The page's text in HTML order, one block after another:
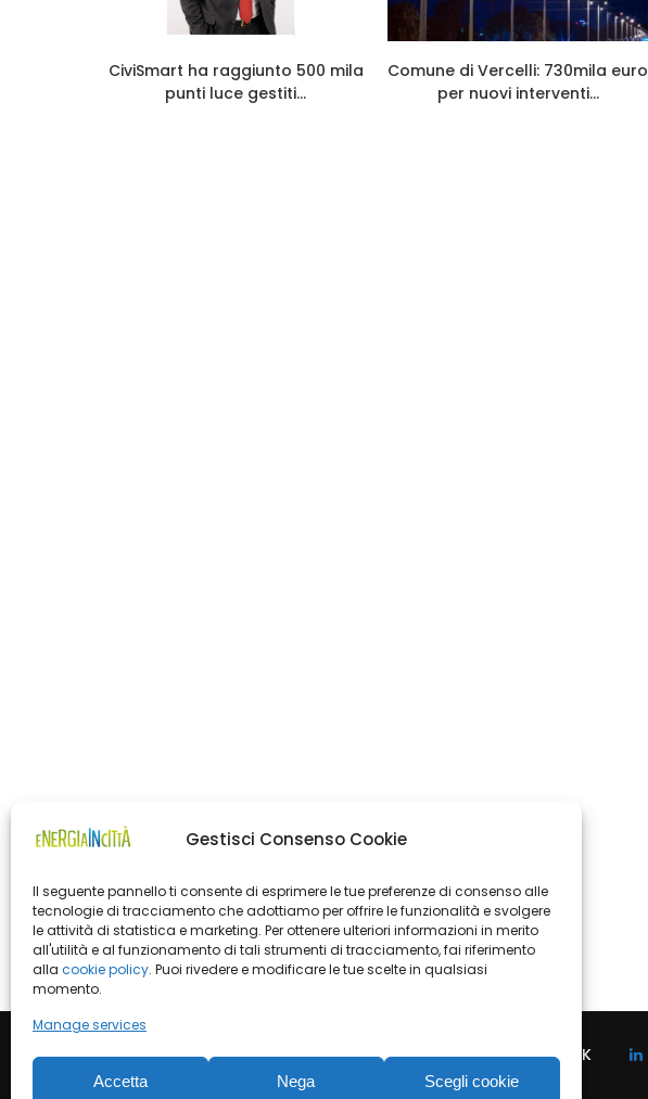
Gestisci Consenso Cookie
Il seguente pannello ti consente di esprimere le tue preferenze di consenso alle
tecnologie di tracciamento che adottiamo per offrire le funzionalità e svolgere
le attività di statistica e marketing. Per ottenere ulteriori informazioni in merito
all'utilità e al funzionamento di tali strumenti di tracciamento, fai riferimento
alla cookie policy. Puoi rivedere e modificare le tue scelte in qualsiasi
momento.
Manage services
Accetta Nega Scegli cookie
CiviSmart ha raggiunto 500 mila
punti luce gestiti...
Comune di Vercelli: 730mila euro
per nuovi interventi...
FACEBOOK